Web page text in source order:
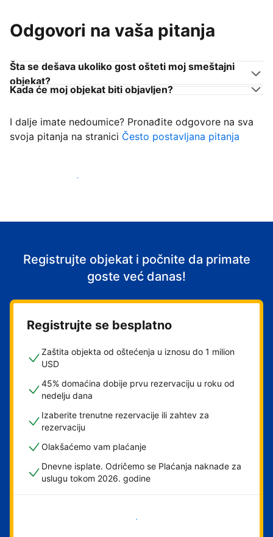
Odgovori na vaša pitanja
Šta se dešava ukoliko gost ošteti moj smeštajni
objekat?
Kada će moj objekat biti objavljen?
I dalje imate nedoumice? Pronađite odgovore na sva
svoja pitanja na stranici Često postavljana pitanja
Počnite da primate goste
Registrujte objekat i počnite da primate
goste već danas!
Registrujte se besplatno
Zaštita objekta od oštećenja u iznosu do 1 milion
USD
45% domaćina dobije prvu rezervaciju u roku od
nedelju dana
Izaberite trenutne rezervacije ili zahtev za
rezervaciju
Olakšaćemo vam plaćanje
Dnevne isplate. Odričemo se Plaćanja naknade za
uslugu tokom 2026. godine
Počnite odmah